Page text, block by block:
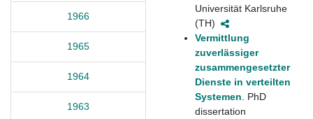
1966
1965
1964
1963
Universität Karlsruhe
(TH)
Vermittlung
zuverlässiger
zusammengesetzter
Dienste in verteilten
Systemen . PhD
dissertation